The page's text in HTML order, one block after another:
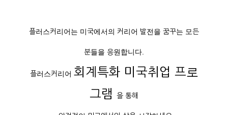
플러스커리어는 미국에서의 커리어 발전을 꿈꾸는 모든
분들을 응원합니다.
플러스커리어 회계특화 미국취업 프로
그램
을 통해